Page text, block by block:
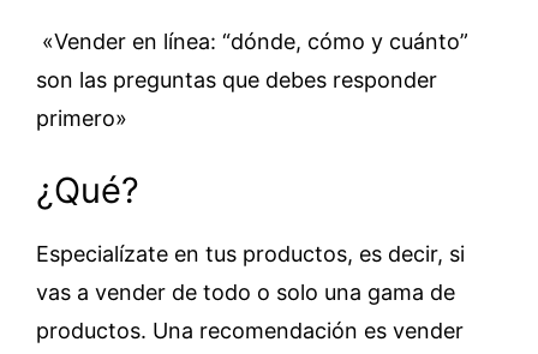
«Vender en línea: “dónde, cómo y cuánto”
son las preguntas que debes responder
primero»
¿Qué?
Especialízate en tus productos, es decir, si
vas a vender de todo o solo una gama de
productos. Una recomendación es vender